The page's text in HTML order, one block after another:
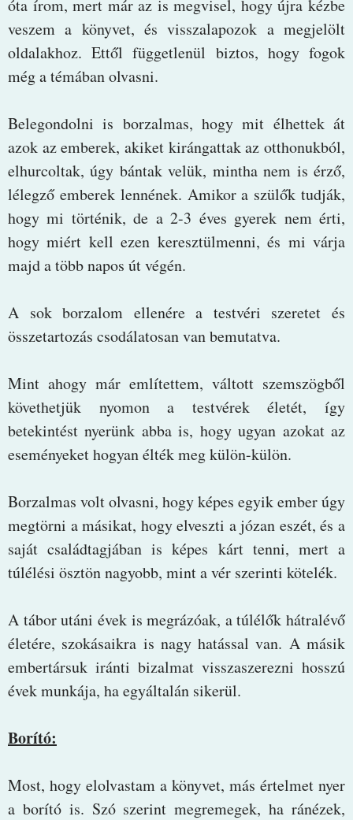
óta írom, mert már az is megvisel, hogy újra kézbe
veszem a könyvet, és visszalapozok a megjelölt
oldalakhoz. Ettől függetlenül biztos, hogy fogok
még a témában olvasni.
Belegondolni is borzalmas, hogy mit élhettek át
azok az emberek, akiket kirángattak az otthonukból,
elhurcoltak, úgy bántak velük, mintha nem is érző,
lélegző emberek lennének. Amikor a szülők tudják,
hogy mi történik, de a 2-3 éves gyerek nem érti,
hogy miért kell ezen keresztülmenni, és mi várja
majd a több napos út végén.
A sok borzalom ellenére a testvéri szeretet és
összetartozás csodálatosan van bemutatva.
Mint ahogy már említettem, váltott szemszögből
követhetjük nyomon a testvérek életét, így
betekintést nyerünk abba is, hogy ugyan azokat az
eseményeket hogyan élték meg külön-külön.
Borzalmas volt olvasni, hogy képes egyik ember úgy
megtörni a másikat, hogy elveszti a józan eszét, és a
saját családtagjában is képes kárt tenni, mert a
túlélési ösztön nagyobb, mint a vér szerinti kötelék.
A tábor utáni évek is megrázóak, a túlélők hátralévő
életére, szokásaikra is nagy hatással van. A másik
embertársuk iránti bizalmat visszaszerezni hosszú
évek munkája, ha egyáltalán sikerül.
Borító:
Most, hogy elolvastam a könyvet, más értelmet nyer
a borító is. Szó szerint megremegek, ha ránézek,